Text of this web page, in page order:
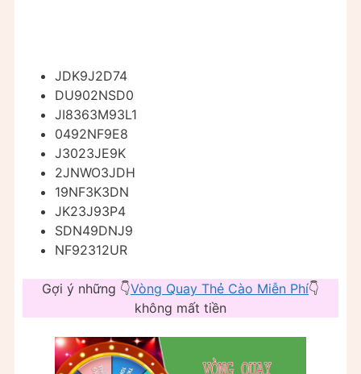
JDK9J2D74
DU902NSD0
JI8363M93L1
0492NF9E8
J3023JE9K
2JNWO3JDH
19NF3K3DN
JK23J93P4
SDN49DNJ9
NF92312UR
Gợi ý những 👇Vòng Quay Thẻ Cào Miễn Phí👇
không mất tiền